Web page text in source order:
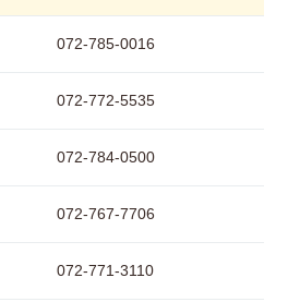
072-785-0016
072-772-5535
072-784-0500
072-767-7706
072-771-3110